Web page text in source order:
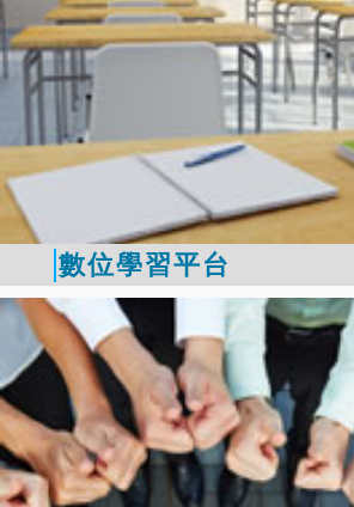
數位學習平台